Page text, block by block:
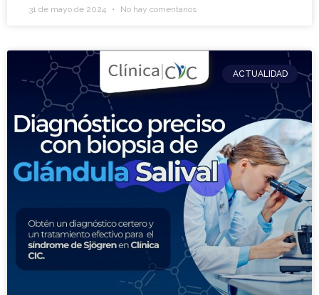
31 de mayo de 2024 No hay comentarios
ACTUALIDAD